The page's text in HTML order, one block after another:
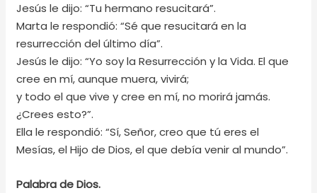
Jesús le dijo: “Tu hermano resucitará”.
Marta le respondió: “Sé que resucitará en la
resurrección del último día”.
Jesús le dijo: “Yo soy la Resurrección y la Vida. El que
cree en mí, aunque muera, vivirá;
y todo el que vive y cree en mí, no morirá jamás.
¿Crees esto?”.
Ella le respondió: “Sí, Señor, creo que tú eres el
Mesías, el Hijo de Dios, el que debía venir al mundo”.
Palabra de Dios.